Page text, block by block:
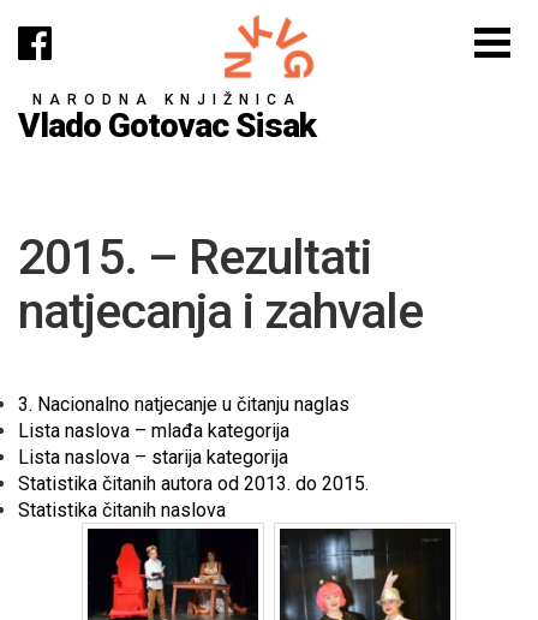
NARODNA KNJIŽNICA
Vlado Gotovac Sisak
2015. – Rezultati
natjecanja i zahvale
3. Nacionalno natjecanje u čitanju naglas
Lista naslova – mlađa kategorija
Lista naslova – starija kategorija
Statistika čitanih autora od 2013. do 2015.
Statistika čitanih naslova